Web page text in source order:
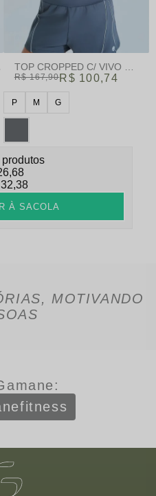
SHORT CORRIDA C/ VIVO GRAFITE | GAMANE & SKINBOX
TOP CROPPED C/ VIVO
R$ 167,90R$ 100,74
P M G
produtos
À SACOLA
MOTIVANDO